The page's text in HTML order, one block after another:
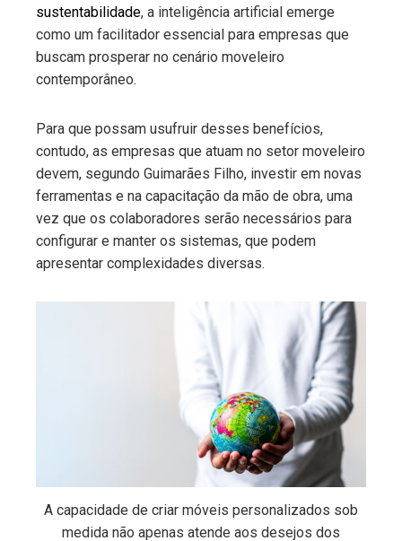
sustentabilidade, a inteligência artificial emerge
como um facilitador essencial para empresas que
buscam prosperar no cenário moveleiro
contemporâneo.
Para que possam usufruir desses benefícios,
contudo, as empresas que atuam no setor moveleiro
devem, segundo Guimarães Filho, investir em novas
ferramentas e na capacitação da mão de obra, uma
vez que os colaboradores serão necessários para
configurar e manter os sistemas, que podem
apresentar complexidades diversas.
A capacidade de criar móveis personalizados sob
medida não apenas atende aos desejos dos